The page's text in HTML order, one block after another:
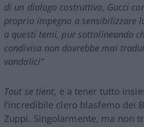
di un dialogo costruttivo, Gucci
proprio impegno a sensibilizzare
a questi temi, pur sottolineando
condivisa non dovrebbe mai
vandalici”
Tout se tient, e a tener tutto
l’incredibile clero blasfemo dei
Zuppi. Singolarmente, ma non